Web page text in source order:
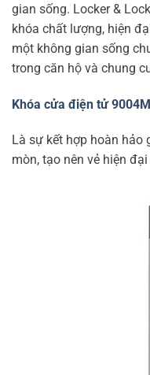
gian sống. Locker &
khóa chất lượng, hiện
một không gian sống
trong căn hộ và chung
Khóa cửa điện tử
Là sự kết hợp hoàn hảo
mòn, tạo nên vẻ hiện